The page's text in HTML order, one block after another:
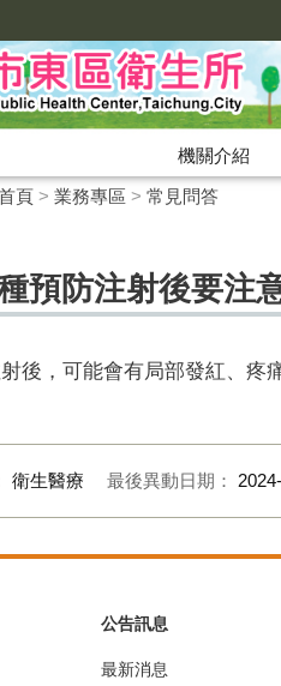
機關介紹
頁> 業務專區 > 常見問答
預防注射後要注
後，可能會有局部發紅、疼
衛生醫療 最後異動日期：
公告訊息
最新消息